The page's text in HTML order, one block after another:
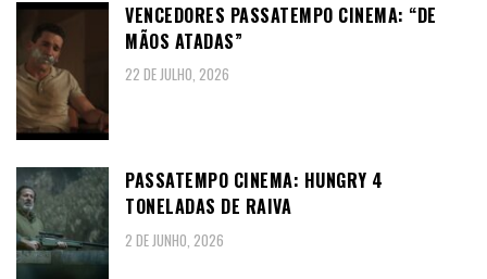
VENCEDORES PASSATEMPO CINEMA: “DE
MÃOS ATADAS”
22 DE JULHO, 2026
PASSATEMPO CINEMA: HUNGRY 4
TONELADAS DE RAIVA
2 DE JUNHO, 2026